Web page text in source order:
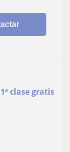
1ª clase gratis